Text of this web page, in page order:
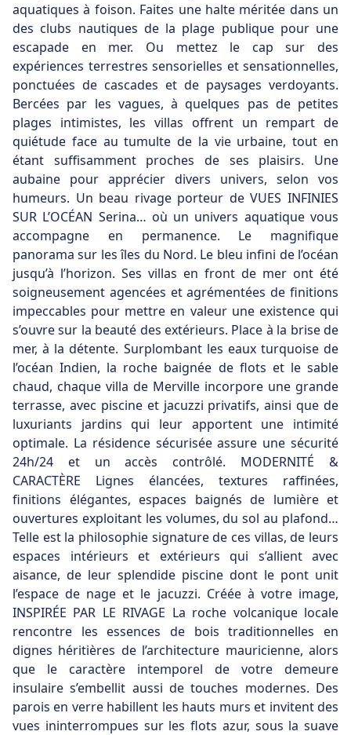
aquatiques à foison. Faites une halte méritée dans un
des clubs nautiques de la plage publique pour une
escapade en mer. Ou mettez le cap sur des
expériences terrestres sensorielles et sensationnelles,
ponctuées de cascades et de paysages verdoyants.
Bercées par les vagues, à quelques pas de petites
plages intimistes, les villas offrent un rempart de
quiétude face au tumulte de la vie urbaine, tout en
étant suffisamment proches de ses plaisirs. Une
aubaine pour apprécier divers univers, selon vos
humeurs. Un beau rivage porteur de VUES INFINIES
SUR L’OCÉAN Serina… où un univers aquatique vous
accompagne en permanence. Le magnifique
panorama sur les îles du Nord. Le bleu infini de l’océan
jusqu’à l’horizon. Ses villas en front de mer ont été
soigneusement agencées et agrémentées de finitions
impeccables pour mettre en valeur une existence qui
s’ouvre sur la beauté des extérieurs. Place à la brise de
mer, à la détente. Surplombant les eaux turquoise de
l’océan Indien, la roche baignée de flots et le sable
chaud, chaque villa de Merville incorpore une grande
terrasse, avec piscine et jacuzzi privatifs, ainsi que de
luxuriants jardins qui leur apportent une intimité
optimale. La résidence sécurisée assure une sécurité
24h/24 et un accès contrôlé. MODERNITÉ &
CARACTÈRE Lignes élancées, textures raffinées,
finitions élégantes, espaces baignés de lumière et
ouvertures exploitant les volumes, du sol au plafond…
Telle est la philosophie signature de ces villas, de leurs
espaces intérieurs et extérieurs qui s’allient avec
aisance, de leur splendide piscine dont le pont unit
l’espace de nage et le jacuzzi. Créée à votre image,
INSPIRÉE PAR LE RIVAGE La roche volcanique locale
rencontre les essences de bois traditionnelles en
dignes héritières de l’architecture mauricienne, alors
que le caractère intemporel de votre demeure
insulaire s’embellit aussi de touches modernes. Des
parois en verre habillent les hauts murs et invitent des
vues ininterrompues sur les flots azur, sous la suave